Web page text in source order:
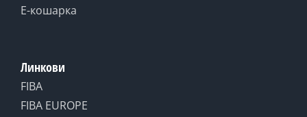
Е-кошарка
Линкови
FIBA
FIBA EUROPE